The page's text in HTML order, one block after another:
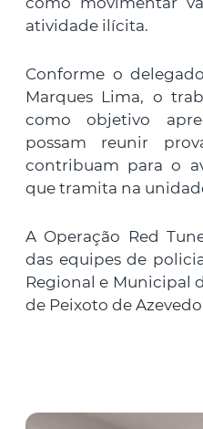
atividade ilícita.
Conforme o
Marques Lima, o
como objetivo
possam reunir
contribuam para o
que tramita na
A Operação Red
das equipes de
Regional e Municipal
de Peixoto de